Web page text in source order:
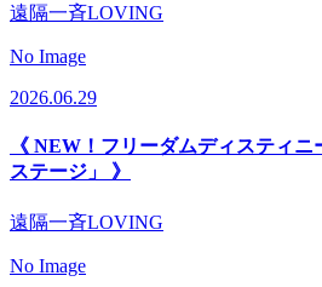
遠隔一斉LOVING
No Image
2026.06.29
《 NEW！フリーダムディスティ
ステージ」 》
遠隔一斉LOVING
No Image